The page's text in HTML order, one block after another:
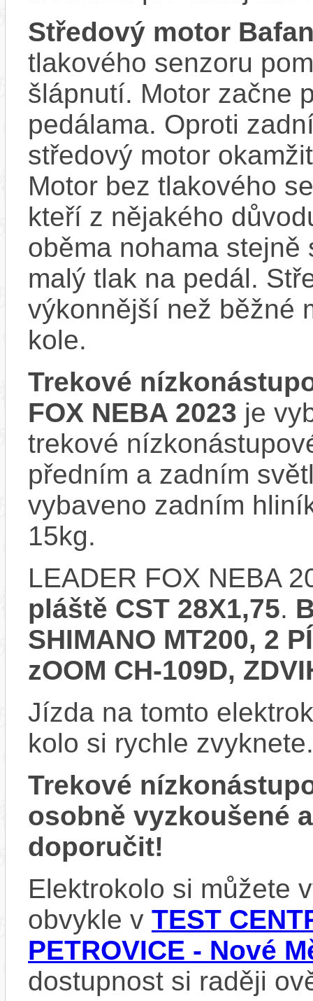
Středový motor
tlakového senzoru
šlápnutí. Motor začne
pedálama. Oproti
středový motor
Motor bez tlakového
kteří z nějakého
oběma nohama
malý tlak na pedál.
výkonnější než běžné
kole.
Trekové
FOX NEBA 2023 je
trekové
předním a zadním
vybaveno zadním
15kg.
LEADER FOX NEBA
pláště CST 28X1,75.
SHIMANO MT200, 2
zOOM CH-109D,
Jízda na tomto
kolo si rychle zvyknete.
Trekové
osobně vyzkoušené
doporučit!
Elektrokolo si můžete
obvykle v TEST
PETROVICE - Nové
dostupnost si raději